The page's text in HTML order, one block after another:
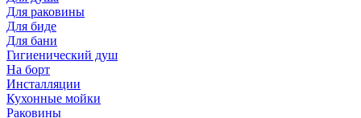
Для раковины
Для биде
Для бани
Гигиенический душ
На борт
Инсталляции
Кухонные мойки
Раковины